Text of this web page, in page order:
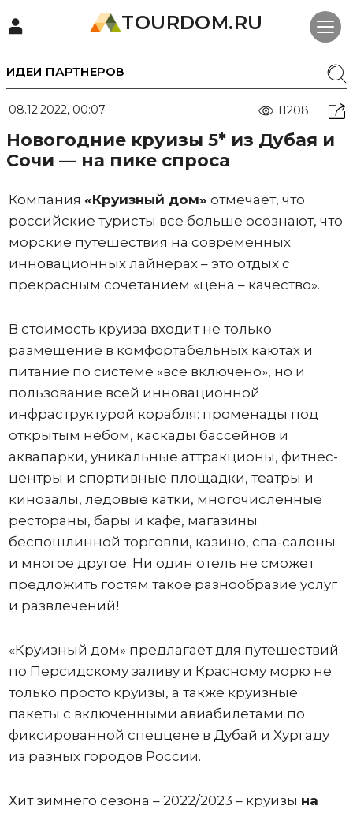
TOURDOM.RU
ИДЕИ ПАРТНЕРОВ
08.12.2022, 00:07 11208
Новогодние круизы 5* из Дубая и
Сочи — на пике спроса
Компания «Круизный дом» отмечает, что
российские туристы все больше осознают, что
морские путешествия на современных
инновационных лайнерах – это отдых с
прекрасным сочетанием «цена – качество».
В стоимость круиза входит не только
размещение в комфортабельных каютах и
питание по системе «все включено», но и
пользование всей инновационной
инфраструктурой корабля: променады под
открытым небом, каскады бассейнов и
аквапарки, уникальные аттракционы, фитнес-
центры и спортивные площадки, театры и
кинозалы, ледовые катки, многочисленные
рестораны, бары и кафе, магазины
беспошлинной торговли, казино, спа-салоны
и многое другое. Ни один отель не сможет
предложить гостям такое разнообразие услуг
и развлечений!
«Круизный дом» предлагает для путешествий
по Персидскому заливу и Красному морю не
только просто круизы, а также круизные
пакеты с включенными авиабилетами по
фиксированной спеццене в Дубай и Хургаду
из разных городов России.
Хит зимнего сезона – 2022/2023 – круизы на